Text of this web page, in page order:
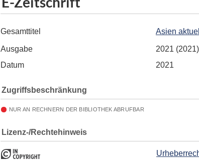
Gesamttitel Asien
Ausgabe
2021
Datum
2021
Zugriffsbeschränkung
NUR AN RECHNERN DER BIBLIOTHEK ABRUFBAR
Lizenz-/Rechtehinweis